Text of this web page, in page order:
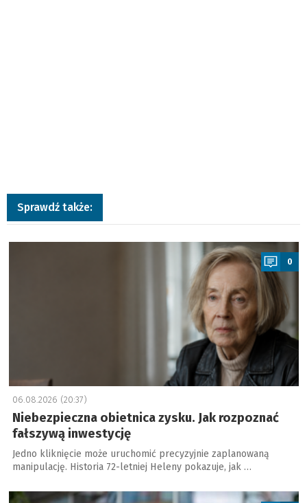
Sprawdź także:
a
0
06.08.2026 (20:37)
Niebezpieczna obietnica zysku. Jak rozpoznać
fałszywą inwestycję
Jedno kliknięcie może uruchomić precyzyjnie zaplanowaną
manipulację. Historia 72-letniej Heleny pokazuje, jak …
a